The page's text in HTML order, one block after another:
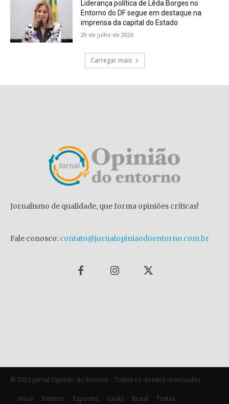
Liderança política de Lêda Borges no
Entorno do DF segue em destaque na
imprensa da capital do Estado
29 de julho de 2026
Carregar mais
Jornalismo de qualidade, que forma opiniões críticas!
Fale conosco: contato@jornalopiniaodoentorno.com.br
© 2023 Jornal Opinião do Entorno - Todos os direitos reservados
Início Entorno Esportes Goiás Brasil Todas